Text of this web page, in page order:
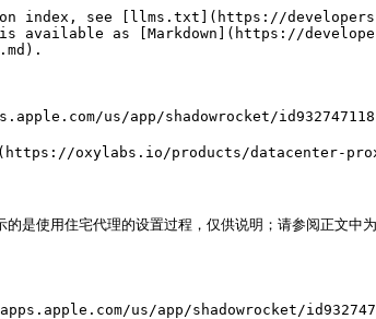
index, see [llms.txt](https://
available as [Markdown](https://
us/app/shadowrocket/id932747118) 是一
**](https://oxylabs.io/products/datacenter-
使用住宅代理的设置过程，仅供说明；请参阅正文中为
us/app/shadowrocket/